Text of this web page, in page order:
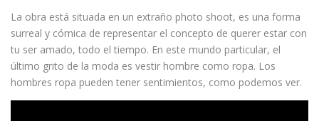
La obra está situada en un extraño photo shoot, es una forma
surreal y cómica de representar el concepto de querer estar con
tu ser amado, todo el tiempo. En este mundo particular, el
último grito de la moda es vestir hombre como ropa. Los
hombres ropa pueden tener sentimientos, como podemos ver.